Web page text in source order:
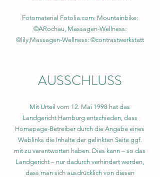
Fotomaterial Fotolia.com: Mountainbike:
©ARochau, Massagen-Wellness:
©lily,Massagen-Wellness: ©contrastwerkstatt
AUSSCHLUSS
Mit Urteil vom 12. Mai 1998 hat das
Landgericht Hamburg entschieden, dass
Homepage-Betreiber durch die Angabe eines
Weblinks die Inhalte der gelinkten Seite ggf.
mit zu verantworten haben. Dies kann – so das
Landgericht – nur dadurch verhindert werden,
dass man sich ausdrücklich von diesen